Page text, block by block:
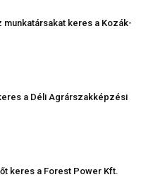
keres a Kozák-
a Déli Agrárszakképzési
keres a Forest Power Kft.